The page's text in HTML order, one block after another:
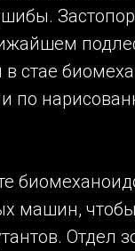
стае
по
машин,
Отдел